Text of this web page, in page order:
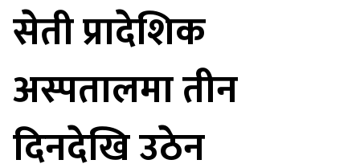
सेती प्रादेशिक
अस्पतालमा तीन
दिनदेखि उठेन